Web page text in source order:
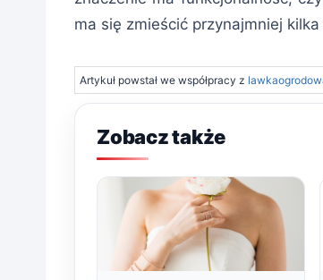
ma się zmieścić przynajmniej
Artykuł powstał we współpracy z
Zobacz także